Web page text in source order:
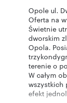
Opole ul.
Oferta na
Świetnie
dworskim
Opola.
terenie o
W całym
wszystkich
efekt